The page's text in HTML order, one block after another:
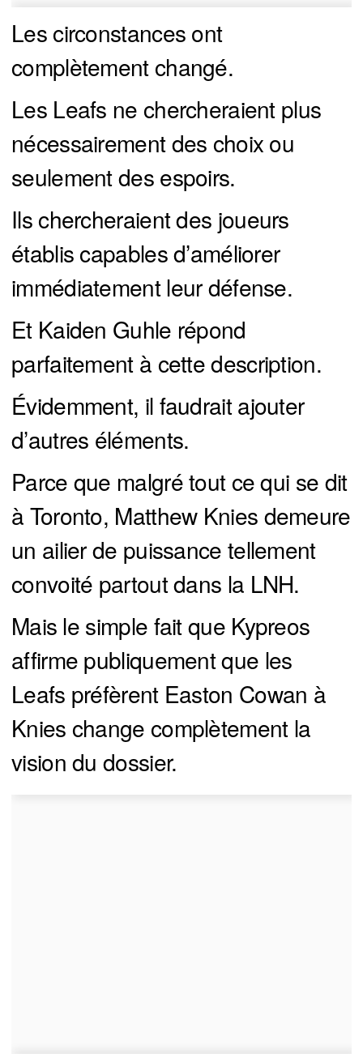
Les circonstances ont
complètement changé.
Les Leafs ne chercheraient plus
nécessairement des choix ou
seulement des espoirs.
Ils chercheraient des joueurs
établis capables d’améliorer
immédiatement leur défense.
Et Kaiden Guhle répond
parfaitement à cette description.
Évidemment, il faudrait ajouter
d’autres éléments.
Parce que malgré tout ce qui se dit
à Toronto, Matthew Knies demeure
un ailier de puissance tellement
convoité partout dans la LNH.
Mais le simple fait que Kypreos
affirme publiquement que les
Leafs préfèrent Easton Cowan à
Knies change complètement la
vision du dossier.